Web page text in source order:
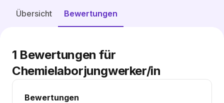
Übersicht BewertungenÄhnliche Stellen entdecken
Bewertungen
1 Bewertungen für
Chemielaborjungwerker/in